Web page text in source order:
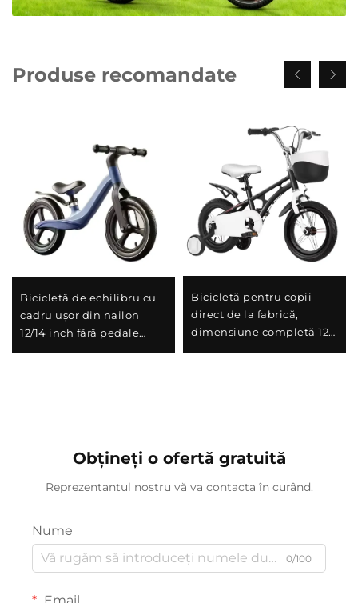
Produse recomandate
Bicicletă de echilibru cu
cadru ușor din nailon
12/14 inch fără pedale
Bicicletă pentru copii
direct de la fabrică,
dimensiune completă 12-
18 inchi, preț redus B2B
Obțineți o ofertă gratuită
Reprezentantul nostru vă va contacta în curând.
Nume
0/100